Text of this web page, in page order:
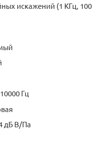
искажений (1 КГц, 100
Гц
дБ В/Па